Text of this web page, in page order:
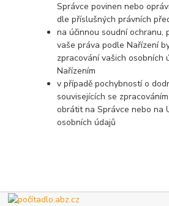
Správce povinen nebo
dle příslušných právních
na účinnou soudní ochranu,
vaše práva podle Nařízení
zpracování vašich osobních
Nařízením
v případě pochybností o
souvisejících se
obrátit na Správce nebo na
osobních údajů